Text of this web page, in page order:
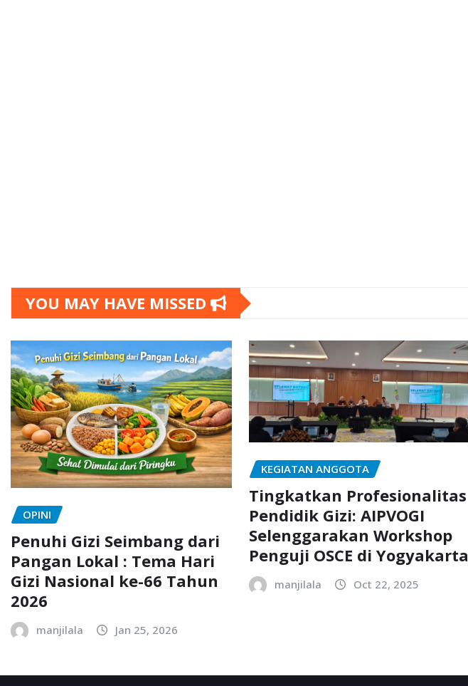
YOU MAY HAVE MISSED
OPINI
Penuhi Gizi Seimbang dari
Pangan Lokal : Tema Hari
Gizi Nasional ke-66 Tahun
2026
manjilala Jan 25, 2026
KEGIATAN ANGGOTA
Tingkatkan Profesionalitas
Pendidik Gizi: AIPVOGI
Selenggarakan Workshop
Penguji OSCE di Yogyakarta
manjilala Oct 22, 2025